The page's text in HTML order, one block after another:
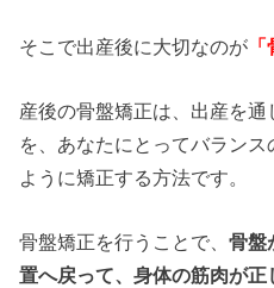
そこで出産後に大切なのが
産後の骨盤矯正は、出産を
を、あなたにとってバラン
ように矯正する方法です。
骨盤矯正を行うことで、骨盤
置へ戻って、身体の筋肉が正